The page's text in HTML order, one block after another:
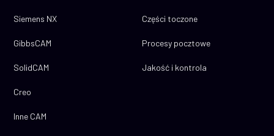
Siemens NX
GibbsCAM
SolidCAM
Creo
Inne CAM
Części toczone
Procesy pocztowe
Jakość i kontrola